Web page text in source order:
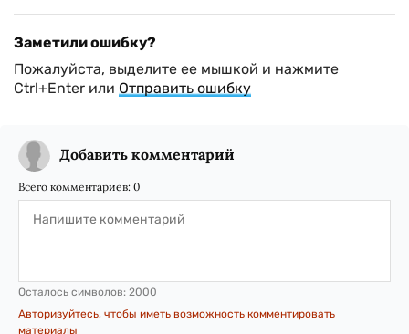
Заметили ошибку?
Пожалуйста, выделите ее мышкой и нажмите
Ctrl+Enter или Отправить ошибку
Добавить комментарий
Всего комментариев: 0
Осталось символов: 2000
Авторизуйтесь, чтобы иметь возможность комментировать
материалы